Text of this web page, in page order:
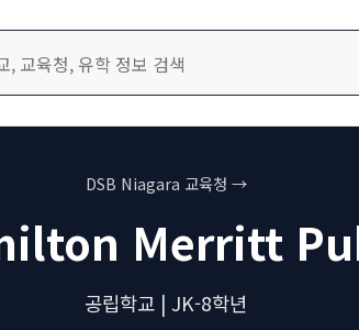
DSB Niagara 교육청 →
Merritt
공립학교 | JK-8학년